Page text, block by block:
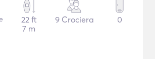
22 ft
7 m
9 Crociera 0